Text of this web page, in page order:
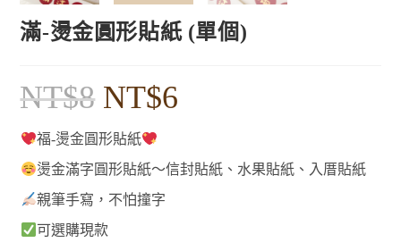
滿-燙金圓形貼紙 (單個)
NT$8 NT$6
福-燙金圓形貼紙
燙金滿字圓形貼紙～信封貼紙、水果貼紙、入厝貼紙
親筆手寫，不怕撞字
可選購現款